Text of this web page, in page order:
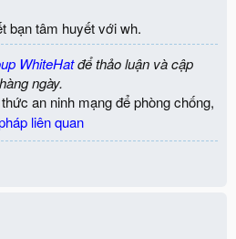
bạn tâm huyết với wh.
WhiteHatđể thảo luận và cập
ngày.
an ninh mạng để phòng chống,
liên quan